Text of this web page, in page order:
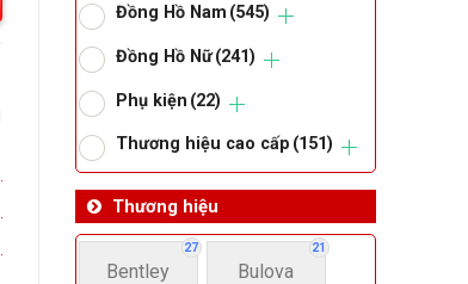
Đồng Hồ Nam (545)
Đồng Hồ Nữ (241)
Phụ kiện (22)
Thương hiệu cao cấp (151)
Thương hiệu
27
Bentley
21
Bulova